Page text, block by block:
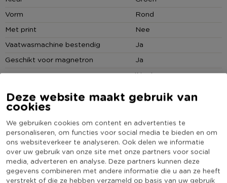
Deze website maakt gebruik van
cookies
We gebruiken cookies om content en advertenties te
personaliseren, om functies voor social media te bieden en om
ons websiteverkeer te analyseren. Ook delen we informatie
over uw gebruik van onze site met onze partners voor social
media, adverteren en analyse. Deze partners kunnen deze
gegevens combineren met andere informatie die u aan ze heeft
verstrekt of die ze hebben verzameld op basis van uw gebruik
18-delig servies basic
Mooie groengrijze pastelkleur
Magnetron- en vaatwasmachinebestendig
Vorm
Rond
Met print
Nee
Vaatwasmachine bestendig
Ja
Geschikt voor magnetron
Ja
(Nog) geen score
Reviews